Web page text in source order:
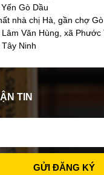
Gò Dầu
nhà chị Hà, gần chợ
Lâm Văn Hùng, xã
Ninh
TIN